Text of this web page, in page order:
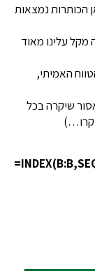
הכותרות נמצאות
מקל עלינו מאוד
האמיתי,
שיקרה בכל